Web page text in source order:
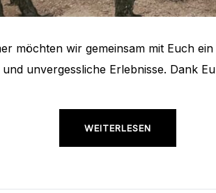
möchten wir gemeinsam mit Euch
und unvergessliche Erlebnisse. Dank
WEITERLESEN